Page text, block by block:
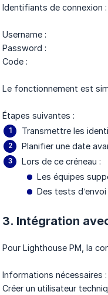
Identifiants de connexion :
Username :
Password :
Code :
Le fonctionnement est
Étapes suivantes :
Transmettre les
Planifier une date
Lors de ce créneau :
Les équipes
Des tests
3. Intégration
Pour Lighthouse PM, la
Informations nécessaires :
Créer un utilisateur